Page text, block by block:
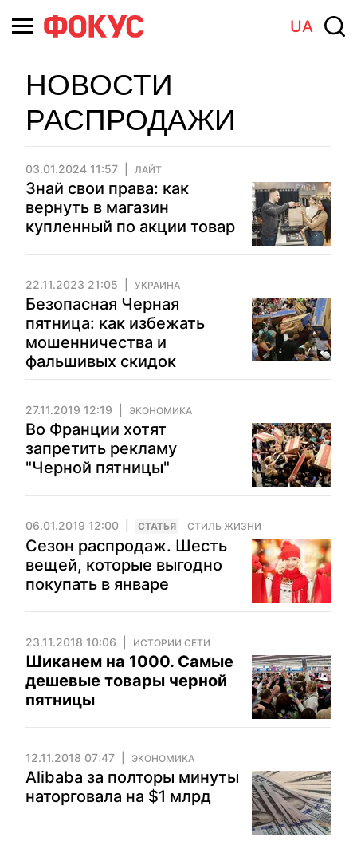
UA
НОВОСТИ
РАСПРОДАЖИ
03.01.2024 11:57 ЛАЙТ
Знай свои права: как
вернуть в магазин
купленный по акции товар
22.11.2023 21:05 УКРАИНА
Безопасная Черная
пятница: как избежать
мошенничества и
фальшивых скидок
27.11.2019 12:19 ЭКОНОМИКА
Во Франции хотят
запретить рекламу
"Черной пятницы"
06.01.2019 12:00 CТАТЬЯ СТИЛЬ ЖИЗНИ
Сезон распродаж. Шесть
вещей, которые выгодно
покупать в январе
23.11.2018 10:06 ИСТОРИИ СЕТИ
Шиканем на 1000. Самые
дешевые товары черной
пятницы
12.11.2018 07:47 ЭКОНОМИКА
Alibaba за полторы минуты
наторговала на $1 млрд